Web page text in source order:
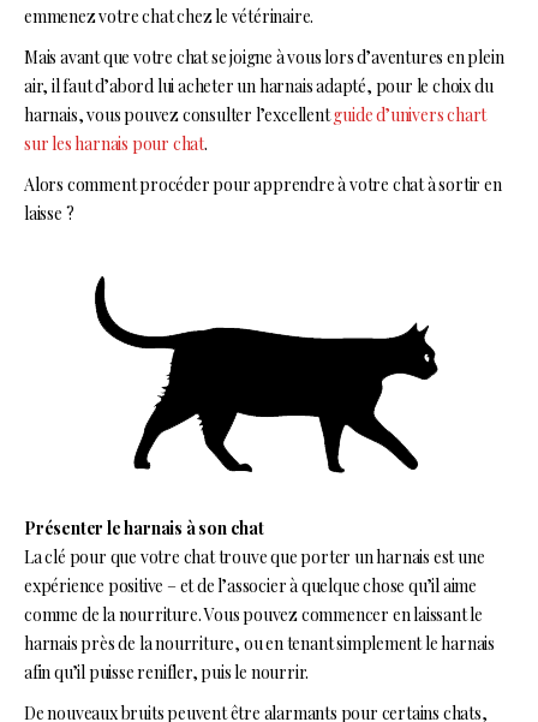
emmenez votre chat chez le vétérinaire.
Mais avant que votre chat se joigne à vous lors d’aventures en plein
air, il faut d’abord lui acheter un harnais adapté, pour le choix du
harnais, vous pouvez consulter l’excellentguide d’univers chart
sur les harnais pour chat.
Alors comment procéder pour apprendre à votre chat à sortir en
laisse ?
Présenter le harnais à son chat
La clé pour que votre chat trouve que porter un harnais est une
expérience positive – et de l’associer à quelque chose qu’il aime
comme de la nourriture. Vous pouvez commencer en laissant le
harnais près de la nourriture, ou en tenant simplement le harnais
afin qu’il puisse renifler, puis le nourrir.
De nouveaux bruits peuvent être alarmants pour certains chats,